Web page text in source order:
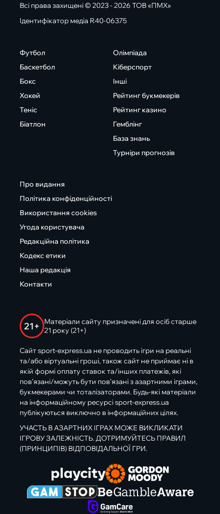
Всі права захищені © 2023 - 2026 ТОВ «ПМХ»
Ідентифікатор медіа R40-06375
Футбол
Баскетбол
Бокс
Хокей
Теніс
Біатлон
Олімпіада
Кіберспорт
Інші
Рейтинг букмекерів
Рейтинг казино
Гемблінг
База знань
Турніри прогнозів
Про видання
Політика конфіденційності
Використання cookies
Угода користувача
Редакційна політика
Кодекс етики
Наша редакція
Контакти
21+
Матеріали сайту призначені для осіб старше
21 року (21+)
Сайт sport-express.ua не проводить ігри на реальні
та/або віртуальні гроші, також сайт не приймає ні в
якій формі оплату ставок та/інших платежів, які
пов’язані/можуть бути пов’язані з азартними іграми,
букмекерами чи тоталізаторами. Будь-які матеріали
на інформаційному ресурсі sport-express.ua
публікуються виключно в інформаційних цілях.
УЧАСТЬ В АЗАРТНИХ ІГРАХ МОЖЕ ВИКЛИКАТИ
ІГРОВУ ЗАЛЕЖНІСТЬ. ДОТРИМУЙТЕСЬ ПРАВИЛ
(ПРИНЦИПІВ) ВІДПОВІДАЛЬНОЇ ГРИ.